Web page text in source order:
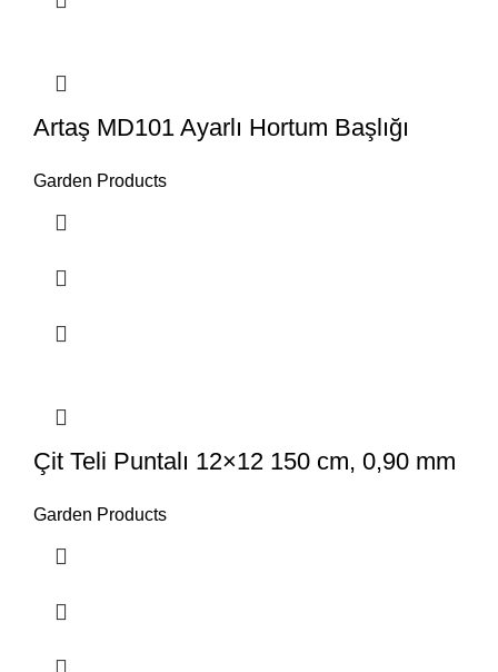
Artaş MD101 Ayarlı Hortum Başlığı
Garden Products
Çit Teli Puntalı 12×12 150 cm, 0,90 mm
Garden Products